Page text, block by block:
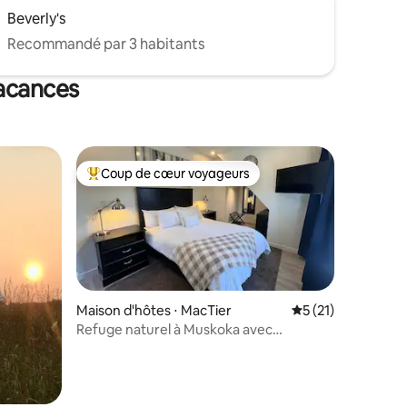
Beverly's
Recommandé par 3 habitants
: 5 sur 5
appréciés Coups de cœur voyageurs les plus appréciés
Coup de cœur voyageurs
Maison d'hôtes ⋅ MacTier Évaluation
5 (21)
Refuge naturel à Muskoka avec